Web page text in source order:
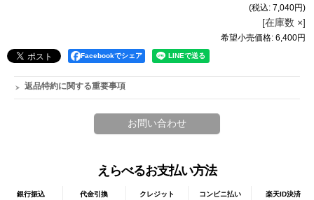
(税込: 7,040円)
[在庫数 ×]
希望小売価格: 6,400円
Facebookでシェア
返品特約に関する重要事項
えらべるお支払い方法
銀行振込 代金引換 クレジット コンビニ払い 楽天ID決済